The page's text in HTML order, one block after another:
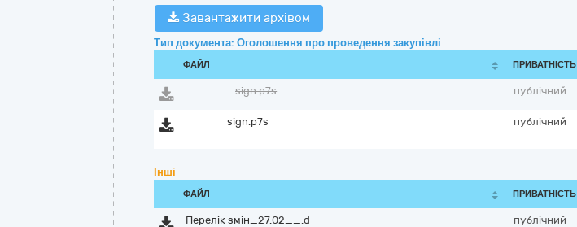
Завантажити архівом
Тип документа: Оголошення про проведення закупівлі
ФАЙЛ ПРИВАТНІСТЬ
sign.p7s публічний
sign.p7s публічний
Інші
ФАЙЛ ПРИВАТНІСТЬ
Перелік змін_27.02__.d
публічний